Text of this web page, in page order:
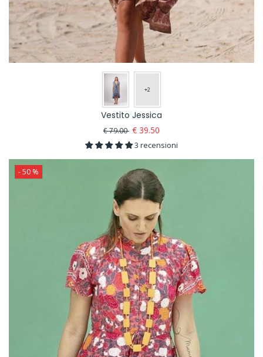
Vestito Jessica
€ 79.00 € 39.50
3 recensioni
- 50 %